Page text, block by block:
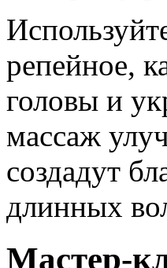
репейное,
головы и
массаж
создадут
длинных
Мастер-